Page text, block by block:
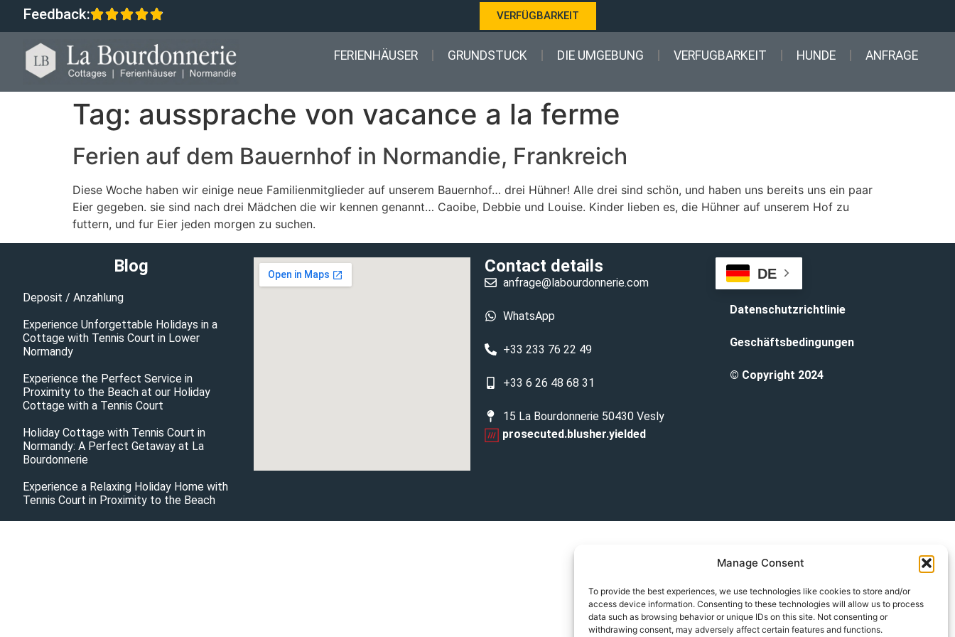
Manage Consent
To provide the best experiences, we use technologies like cookies to store and/or
access device information. Consenting to these technologies will allow us to process
data such as browsing behavior or unique IDs on this site. Not consenting or
withdrawing consent, may adversely affect certain features and functions.
Feedback: VERFÜGBARKEIT
FERIENHÄUSER GRUNDSTUCK DIE UMGEBUNG VERFUGBARKEIT HUNDE ANFRAGE
Tag: aussprache von vacance a la ferme
Ferien auf dem Bauernhof in Normandie, Frankreich
Diese Woche haben wir einige neue Familienmitglieder auf unserem Bauernhof… drei Hühner! Alle drei sind schön, und haben uns bereits uns ein paar
Eier gegeben. sie sind nach drei Mädchen die wir kennen genannt… Caoibe, Debbie und Louise. Kinder lieben es, die Hühner auf unserem Hof zu
futtern, und fur Eier jeden morgen zu suchen.
Blog
Deposit / Anzahlung
Experience Unforgettable Holidays in a
Cottage with Tennis Court in Lower
Normandy
Experience the Perfect Service in
Proximity to the Beach at our Holiday
Cottage with a Tennis Court
Holiday Cottage with Tennis Court in
Normandy: A Perfect Getaway at La
Bourdonnerie
Experience a Relaxing Holiday Home with
Tennis Court in Proximity to the Beach
Contact details
anfrage@labourdonnerie.com
WhatsApp
+33 233 76 22 49
+33 6 26 48 68 31
15 La Bourdonnerie 50430 Vesly
prosecuted.blusher.yielded
DE
Datenschutzrichtlinie
Geschäftsbedingungen
© Copyright 2024